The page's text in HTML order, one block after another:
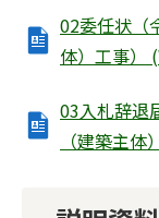
02委任状（
体）工事）
03入札辞退
（建築主